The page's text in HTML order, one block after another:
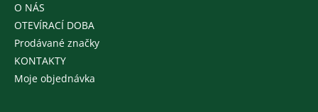
O NÁS
OTEVÍRACÍ DOBA
Prodávané značky
KONTAKTY
Moje objednávka